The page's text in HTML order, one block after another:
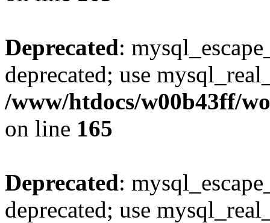
Deprecated:
deprecated; use
/www/htdocs/w00b43ff/
on line 165
Deprecated:
deprecated; use